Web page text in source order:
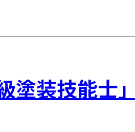
塗装技能士